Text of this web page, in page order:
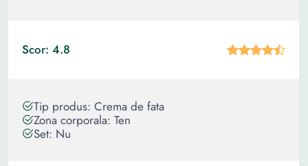
Scor: 4.8
Tip produs: Crema de fata
Zona corporala: Ten
Set: Nu